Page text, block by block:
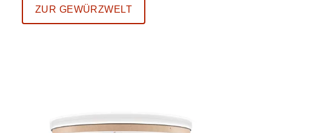
ZUR GEWÜRZWELT